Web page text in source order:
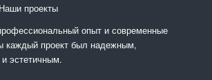
Наши проекты
опыт и современные
каждый проект был надежным,
эстетичным.